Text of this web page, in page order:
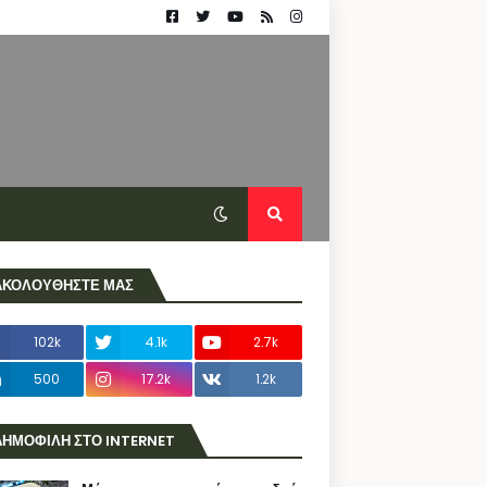
ΜΑΣ
102k 4.1k
2.7k
500
17.2k 1.2k
ΣΤΟ INTERNET